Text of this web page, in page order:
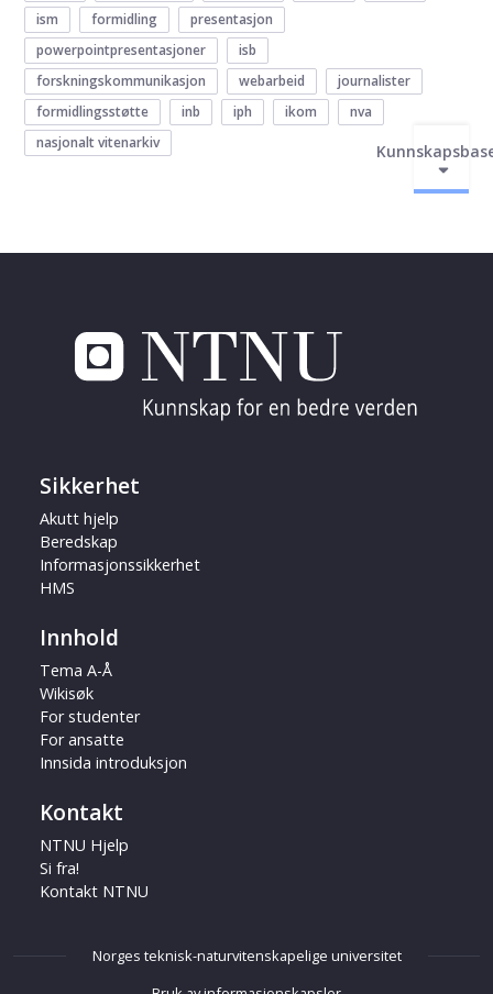
ism
formidling
presentasjon
powerpointpresentasjoner
isb
forskningskommunikasjon
webarbeid
journalister
formidlingsstøtte
inb iph ikom
nva
nasjonalt vitenarkiv
Sikkerhet
Akutt hjelp
Beredskap
Informasjonssikkerhet
HMS
Innhold
Tema A-Å
Wikisøk
For studenter
For ansatte
Innsida introduksjon
Kontakt
NTNU Hjelp
Si fra!
Kontakt NTNU
Norges teknisk-naturvitenskapelige universitet